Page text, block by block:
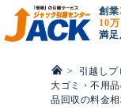
創業
10
満足
> 引越し
大ゴミ・不用
品回収の料金